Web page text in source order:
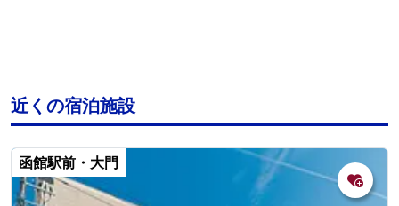
近くの宿泊施設
函館駅前・大門